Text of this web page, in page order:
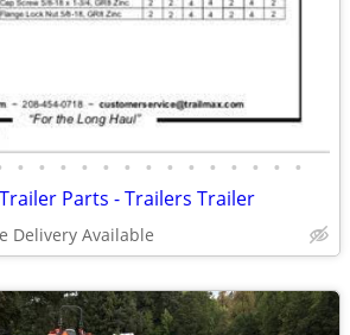
• • • • • • • • • • • • • •
Parts - Trailers Trailer
Delivery Available